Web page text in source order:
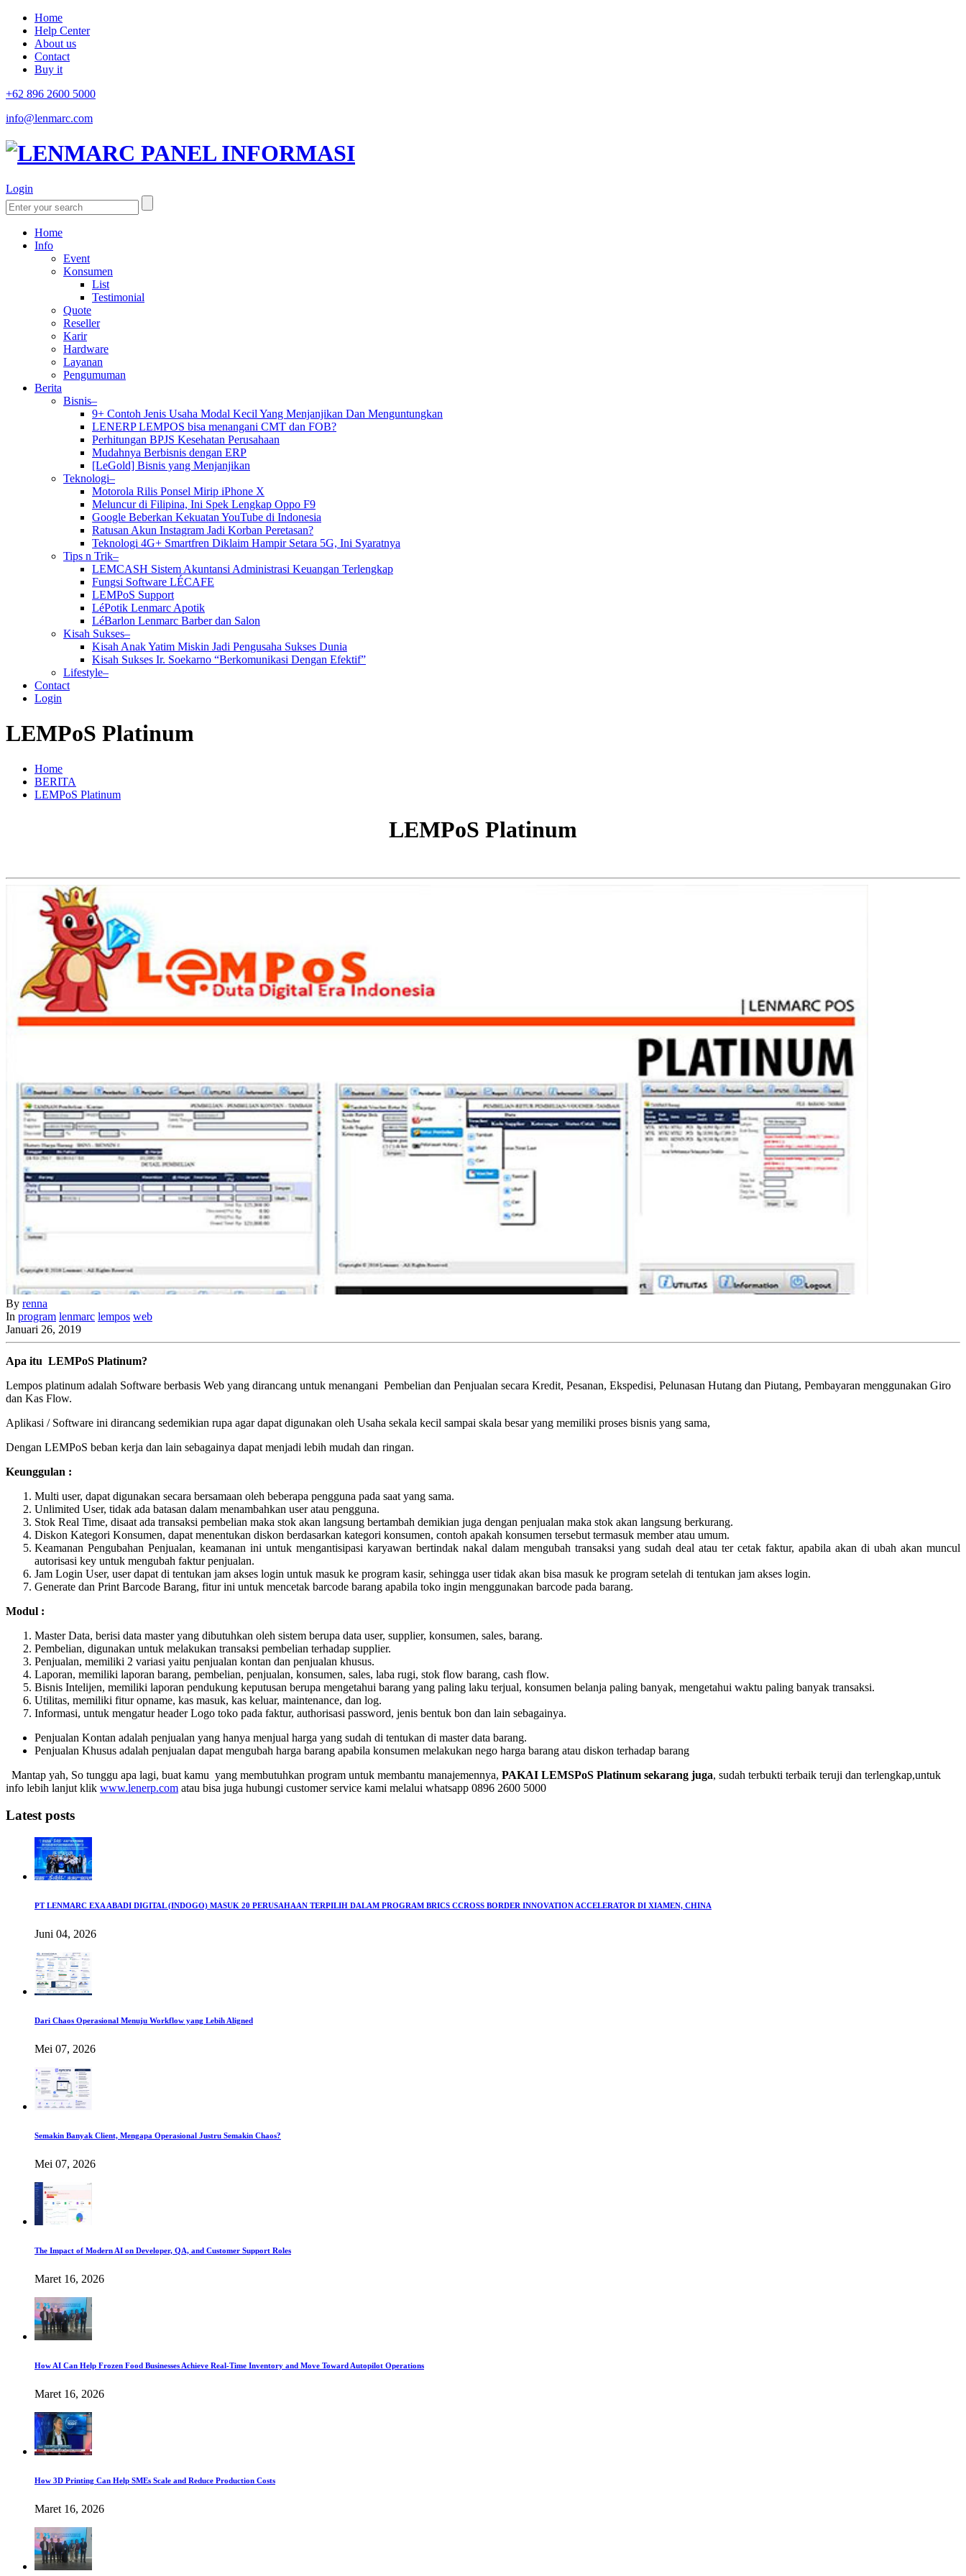
Home
Help Center
About us
Contact
Buy it
+62 896 2600 5000
info@lenmarc.com
Login
Home
Info
Event
Konsumen
List
Testimonial
Quote
Reseller
Karir
Hardware
Layanan
Pengumuman
Berita
Bisnis–
9+ Contoh Jenis Usaha Modal Kecil Yang Menjanjikan Dan Menguntungkan
LENERP LEMPOS bisa menangani CMT dan FOB?
Perhitungan BPJS Kesehatan Perusahaan
Mudahnya Berbisnis dengan ERP
[LeGold] Bisnis yang Menjanjikan
Teknologi–
Motorola Rilis Ponsel Mirip iPhone X
Meluncur di Filipina, Ini Spek Lengkap Oppo F9
Google Beberkan Kekuatan YouTube di Indonesia
Ratusan Akun Instagram Jadi Korban Peretasan?
Teknologi 4G+ Smartfren Diklaim Hampir Setara 5G, Ini Syaratnya
Tips n Trik–
LEMCASH Sistem Akuntansi Administrasi Keuangan Terlengkap
Fungsi Software LÉCAFE
LEMPoS Support
LéPotik Lenmarc Apotik
LéBarlon Lenmarc Barber dan Salon
Kisah Sukses–
Kisah Anak Yatim Miskin Jadi Pengusaha Sukses Dunia
Kisah Sukses Ir. Soekarno “Berkomunikasi Dengan Efektif”
Lifestyle–
Contact
Login
LEMPoS Platinum
Home
BERITA
LEMPoS Platinum
LEMPoS Platinum
By renna
In program lenmarc lempos web
Januari 26, 2019
Apa itu LEMPoS Platinum?
Lempos platinum adalah Software berbasis Web yang dirancang untuk menangani Pembelian dan Penjualan secara Kredit, Pesanan, Ekspedisi, Pelunasan Hutang dan Piutang, Pembayaran menggunakan Giro
dan Kas Flow.
Aplikasi / Software ini dirancang sedemikian rupa agar dapat digunakan oleh Usaha sekala kecil sampai skala besar yang memiliki proses bisnis yang sama,
Dengan LEMPoS beban kerja dan lain sebagainya dapat menjadi lebih mudah dan ringan.
Keunggulan :
Multi user, dapat digunakan secara bersamaan oleh beberapa pengguna pada saat yang sama.
Unlimited User, tidak ada batasan dalam menambahkan user atau pengguna.
Stok Real Time, disaat ada transaksi pembelian maka stok akan langsung bertambah demikian juga dengan penjualan maka stok akan langsung berkurang.
Diskon Kategori Konsumen, dapat menentukan diskon berdasarkan kategori konsumen, contoh apakah konsumen tersebut termasuk member atau umum.
Keamanan Pengubahan Penjualan, keamanan ini untuk mengantisipasi karyawan bertindak nakal dalam mengubah transaksi yang sudah deal atau ter cetak faktur, apabila akan di ubah akan muncul
autorisasi key untuk mengubah faktur penjualan.
Jam Login User, user dapat di tentukan jam akses login untuk masuk ke program kasir, sehingga user tidak akan bisa masuk ke program setelah di tentukan jam akses login.
Generate dan Print Barcode Barang, fitur ini untuk mencetak barcode barang apabila toko ingin menggunakan barcode pada barang.
Modul :
Master Data, berisi data master yang dibutuhkan oleh sistem berupa data user, supplier, konsumen, sales, barang.
Pembelian, digunakan untuk melakukan transaksi pembelian terhadap supplier.
Penjualan, memiliki 2 variasi yaitu penjualan kontan dan penjualan khusus.
Laporan, memiliki laporan barang, pembelian, penjualan, konsumen, sales, laba rugi, stok flow barang, cash flow.
Bisnis Intelijen, memiliki laporan pendukung keputusan berupa mengetahui barang yang paling laku terjual, konsumen belanja paling banyak, mengetahui waktu paling banyak transaksi.
Utilitas, memiliki fitur opname, kas masuk, kas keluar, maintenance, dan log.
Informasi, untuk mengatur header Logo toko pada faktur, authorisasi password, jenis bentuk bon dan lain sebagainya.
Penjualan Kontan adalah penjualan yang hanya menjual harga yang sudah di tentukan di master data barang.
Penjualan Khusus adalah penjualan dapat mengubah harga barang apabila konsumen melakukan nego harga barang atau diskon terhadap barang
Mantap yah, So tunggu apa lagi, buat kamu yang membutuhkan program untuk membantu manajemennya, PAKAI LEMSPoS Platinum sekarang juga, sudah terbukti terbaik teruji dan terlengkap,untuk
info lebih lanjut klik www.lenerp.com atau bisa juga hubungi customer service kami melalui whatsapp 0896 2600 5000
Latest posts
PT LENMARC EXA ABADI DIGITAL (INDOGO) MASUK 20 PERUSAHAAN TERPILIH DALAM PROGRAM BRICS CCROSS BORDER INNOVATION ACCELERATOR DI XIAMEN, CHINA
Juni 04, 2026
Dari Chaos Operasional Menuju Workflow yang Lebih Aligned
Mei 07, 2026
Semakin Banyak Client, Mengapa Operasional Justru Semakin Chaos?
Mei 07, 2026
The Impact of Modern AI on Developer, QA, and Customer Support Roles
Maret 16, 2026
How AI Can Help Frozen Food Businesses Achieve Real-Time Inventory and Move Toward Autopilot Operations
Maret 16, 2026
How 3D Printing Can Help SMEs Scale and Reduce Production Costs
Maret 16, 2026